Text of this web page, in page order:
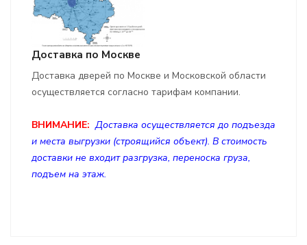
Доставка по Москве
Доставка дверей по Москве и Московской области
осуществляется согласно тарифам компании.
ВНИМАНИЕ: Доставка осуществляется до подъезда
и места выгрузки (строящийся объект). В стоимость
доставки не входит разгрузка, переноска груза,
подъем на этаж.